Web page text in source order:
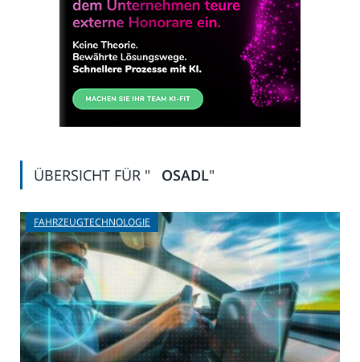
ÜBERSICHT FÜR " OSADL"
FAHRZEUGTECHNOLOGIE